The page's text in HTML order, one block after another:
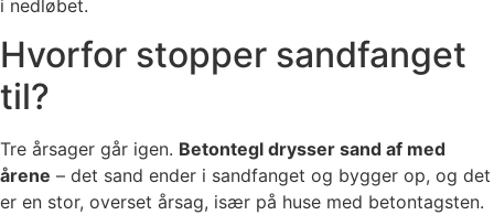
i nedløbet.
Hvorfor stopper sandfanget
til?
Tre årsager går igen. Betontegl drysser sand af med
årene – det sand ender i sandfanget og bygger op, og det
er en stor, overset årsag, især på huse med betontagsten.